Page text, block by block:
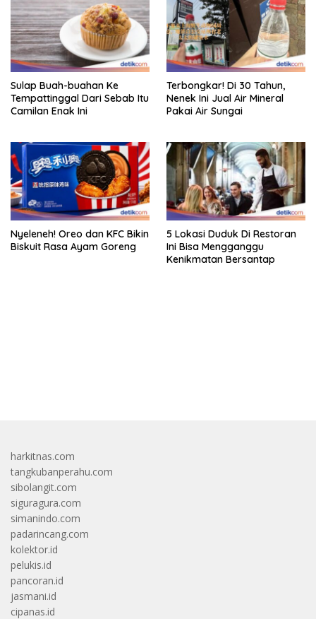
Sulap Buah-buahan Ke
Tempattinggal Dari Sebab Itu
Camilan Enak Ini
Terbongkar! Di 30 Tahun,
Nenek Ini Jual Air Mineral
Pakai Air Sungai
Nyeleneh! Oreo dan KFC Bikin
Biskuit Rasa Ayam Goreng
5 Lokasi Duduk Di Restoran
Ini Bisa Mengganggu
Kenikmatan Bersantap
harkitnas.com
tangkubanperahu.com
sibolangit.com
siguragura.com
simanindo.com
padarincang.com
kolektor.id
pelukis.id
pancoran.id
jasmani.id
cipanas.id